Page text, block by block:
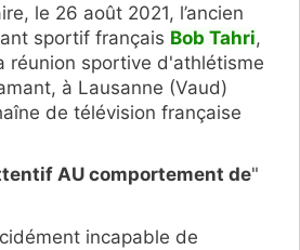
le 26 août 2021, l’ancien
sportif français Bob Tahri,
réunion sportive d'athlétisme
à Lausanne (Vaud)
de télévision française
AU comportement de"
incapable de